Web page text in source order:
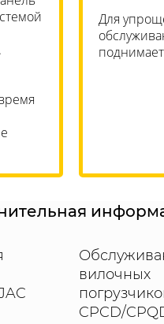
Для
вилочных
CPCD/